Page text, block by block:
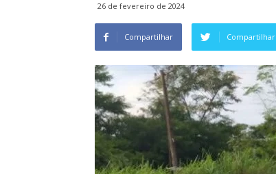
26 de fevereiro de 2024
Compartilhar Compartilhar